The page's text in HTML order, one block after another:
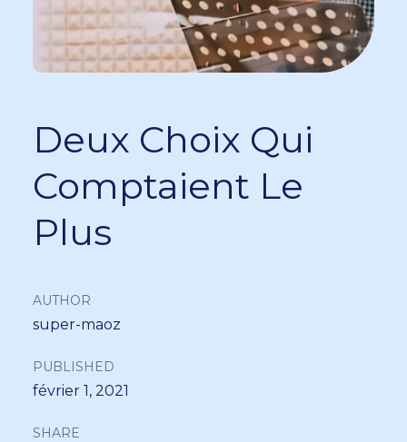
Deux Choix Qui
Comptaient Le
Plus
AUTHOR
super-maoz
PUBLISHED
février 1, 2021
SHARE